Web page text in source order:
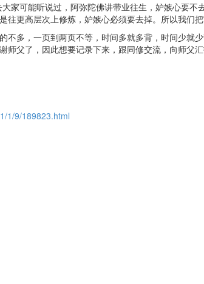
家可能听说过，阿弥陀佛讲带业往生，妒嫉心要
更高层次上修炼，妒嫉心必须要去掉。所以我们
不多，一页到两页不等，时间多就多背，时间少
父了，因此想要记录下来，跟同修交流，向师父汇
1/9/189823.html